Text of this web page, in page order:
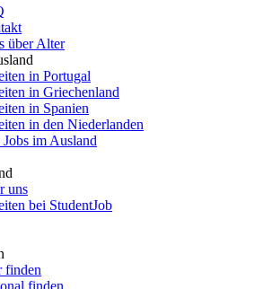
über Alter
in Portugal
in Griechenland
in Spanien
in den Niederlanden
im Ausland
uns
bei StudentJob
finden
finden